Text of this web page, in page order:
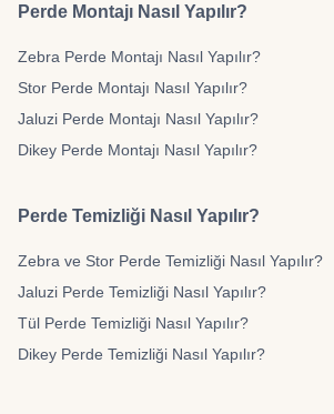
Perde Montajı Nasıl Yapılır?
Zebra Perde Montajı Nasıl Yapılır?
Stor Perde Montajı Nasıl Yapılır?
Jaluzi Perde Montajı Nasıl Yapılır?
Dikey Perde Montajı Nasıl Yapılır?
Perde Temizliği Nasıl Yapılır?
Zebra ve Stor Perde Temizliği Nasıl Yapılır?
Jaluzi Perde Temizliği Nasıl Yapılır?
Tül Perde Temizliği Nasıl Yapılır?
Dikey Perde Temizliği Nasıl Yapılır?